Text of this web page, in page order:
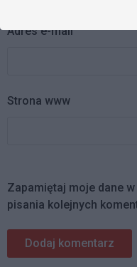
Adres e-mail
Strona www
Zapamiętaj moje dane
pisania kolejnych